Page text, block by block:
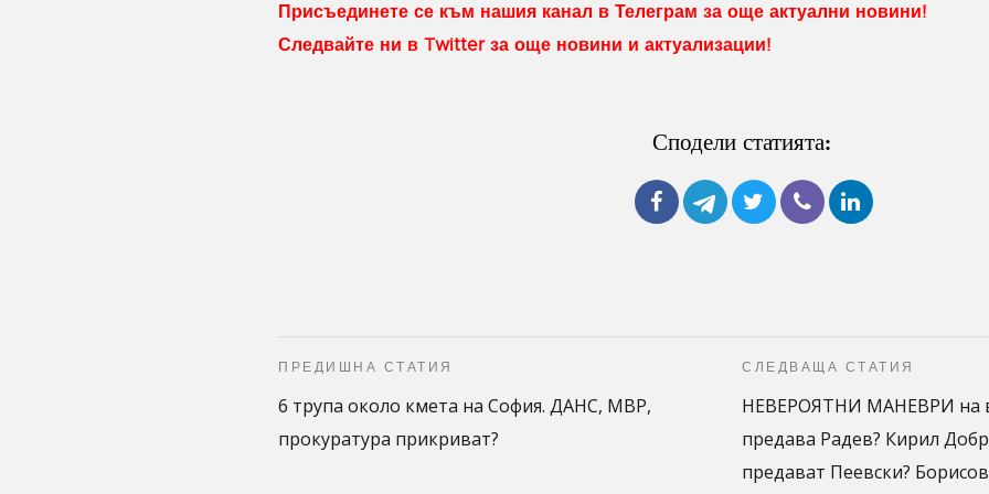
Присъединете се към нашия канал в Телеграм за още актуални новини!
Следвайте ни в Twitter за още новини и актуализации!
Сподели статията:
ПРЕДИШНА СТАТИЯ
6 трупа около кмета на София. ДАНС, МВР,
прокуратура прикриват?
СЛЕДВАЩА СТАТИЯ
НЕВЕРОЯТНИ МАНЕВРИ на
предава Радев? Кирил
предават Пеевски?